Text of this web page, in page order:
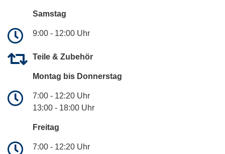
Samstag
9:00 - 12:00 Uhr
Teile & Zubehör
Montag bis Donnerstag
7:00 - 12:20 Uhr
13:00 - 18:00 Uhr
Freitag
7:00 - 12:20 Uhr